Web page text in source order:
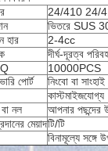
24/410 24/
ভিতরে SUS
হার
2-4cc
দীর্ঘ-দূরত্ব
10000PCS
পোর্ট
নিংবো বা সাংহাই
কাস্টমাইজযোগ্য
বা নল
আপনার পছন্দের
মেয়াদটি/টি
বিনামূল্যে সঙ্গে